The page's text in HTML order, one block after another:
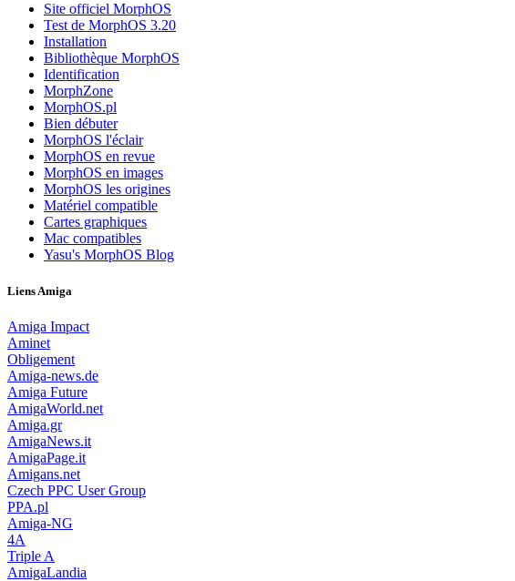
Site officiel MorphOS
Test de MorphOS 3.20
Installation
Bibliothèque MorphOS
Identification
MorphZone
MorphOS.pl
Bien débuter
MorphOS l'éclair
MorphOS en revue
MorphOS en images
MorphOS les origines
Matériel compatible
Cartes graphiques
Mac compatibles
Yasu's MorphOS Blog
Liens Amiga
Amiga Impact
Aminet
Obligement
Amiga-news.de
Amiga Future
AmigaWorld.net
Amiga.gr
AmigaNews.it
AmigaPage.it
Amigans.net
Czech PPC User Group
PPA.pl
Amiga-NG
4A
Triple A
AmigaLandia